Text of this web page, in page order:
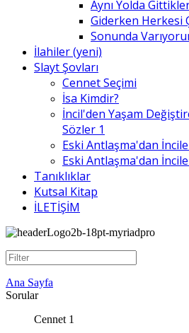
Aynı Yolda
Giderken Herkesi
Sonunda
İlahiler (yeni)
Slayt Şovları
Cennet Seçimi
İsa Kimdir?
İncil'den Yaşam
Sözler 1
Eski Antlaşma'dan
Eski Antlaşma'dan
Tanıklıklar
Kutsal Kitap
İLETİŞİM
Ana Sayfa
Sorular
Cennet 1